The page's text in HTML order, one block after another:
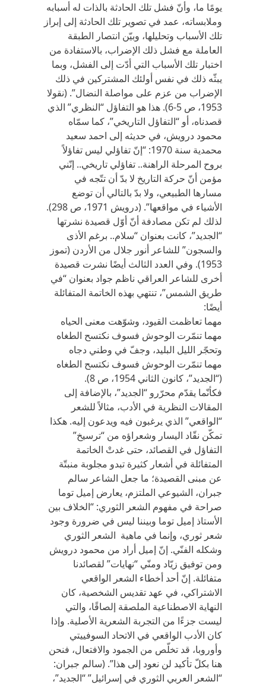
يومًا ما، وأنّ فشل تلك الحادثة بالذات له أسبابه
وملابساته، عمد في تصوير تلك الحادثة إلى إبراز
تلك الأسباب وتحليلها، وبيّن انتصار الطبقة
العاملة مع فشل ذلك الإضراب، بالاستفادة من
اختبار تلك الأسباب التي أدّت إلى الفشل، وبما
يبثّه ذلك في نفس أولئك المشتركين في ذلك
الإضراب من عزم على مواصلة النضال”. (نقولا
1953، ص 5-6). هذا هو التفاؤل “النظري” الذي
قصدناه، أو “التفاؤل التاريخي”، كما سمّاه
محمود درويش، في حديثه إلى احمد سعيد
محمدية سنة 1970: “إنّ تفاؤلي ليس تفاؤلاً
بروح المرحلة الراهنة.. تفاؤلي تاريخي.. إنّني
مؤمن أنّ حركة التاريخ لا بدّ أن تتّجه في
مسارها الطبيعي، ولا بدّ بالتالي أن توضع
الأشياء في مواقعها”. (درويش 1971، ص 298).
لذلك لم تكن مصادفة أنّ أوّل قصيدة نشرتها
“الجديد”، كانت بعنوان “سلام.. برغم الأذى
والسجون” للشاعر أنور جلال من الأردن (تموز
1953). وفي العدد الثالث أيضًا نشرت قصيدة
أخرى للشاعر العراقي ناظم جواد بعنوان “في
طريق الشمس”، تنتهي بهذه الخاتمة المتفائلة
أيضًا:
مهما تعاظمت القيود، وشوّهت معنى الحياه
مهما تنمّرت الوحوش فسوف نكتسح الطغاه
وتحجّر الليل البليد، وجفّ في وطني دجاه
مهما تنمّرت الوحوش فسوف نكتسح الطغاه
(“الجديد”، كانون الثاني 1954، ص 8).
فكأنّما يقدّم محرّرو “الجديد”، بالإضافة إلى
المقالات النظرية في الأدب، مثالاً للشعر
“الواقعي” الذي يرغبون فيه ويدعون إليه. هكذا
تمكّن نقّاد اليسار وشعراؤه من “ترسيخ”
التفاؤل في القصائد، حتى غدتْ الخاتمة
المتفائلة في أشعار كثيرة تبدو مجلوبة منبتّة
عن مبنى القصيدة؛ ما جعل الشاعر سالم
جبران، الشيوعي الملتزم، يعارض إميل توما
صراحة في مفهوم الشعر الثوري: “الخلاف بين
الأستاذ إميل توما وبيننا ليس في ضرورة وجود
شعر ثوري، وإنما في ماهية الشعر الثوري
وشكله الفنّي. إنّ إميل أراد من محمود درويش
ومن توفيق زيّاد ومنّي “نهايات” لقصائدنا
متفائلة. إنّ أحد أخطاء الشعر الواقعي
الاشتراكي، في عهد تقديس الشخصية، كان
النهاية الاصطناعية الملصقة إلصاقًا، والتي
ليست جزءًا من التجربة الشعرية الأصلية. وإذا
كان الأدب الواقعي في الاتحاد السوفييتي
وأوروبا، قد تخلّص من الجمود والافتعال، فنحن
هنا بكلّ تأكيد لن نعود إلى هذا”. (سالم جبران:
“الشعر العربي الثوري في إسرائيل” “الجديد”،